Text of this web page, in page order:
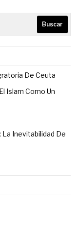
Buscar
De Ceuta
Islam Como Un
La Inevitabilidad De